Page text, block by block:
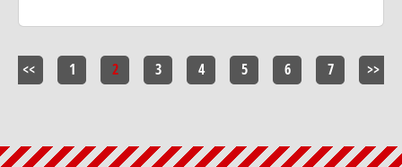
<< 1 2 3 4 5 6 7 >>